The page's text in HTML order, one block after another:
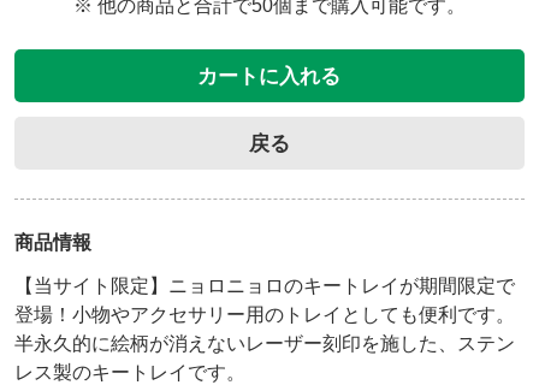
※ 他の商品と合計で50個まで購入可能です。
カートに入れる
戻る
商品情報
【当サイト限定】ニョロニョロのキートレイが期間限定で
登場！小物やアクセサリー用のトレイとしても便利です。
半永久的に絵柄が消えないレーザー刻印を施した、ステン
レス製のキートレイです。